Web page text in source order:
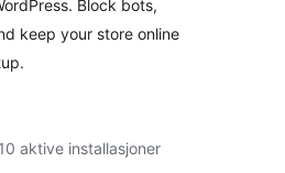
Block bots,
keep your store online
aktive installasjoner